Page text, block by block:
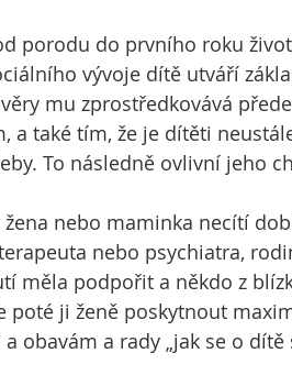
porodu do prvního roku
vývoje dítě utváří
mu zprostředkovává
a také tím, že je dítěti
To následně ovlivní jeho
žena nebo maminka necítí
nebo psychiatra,
měla podpořit a někdo z
poté ji ženě poskytnout
obavám a rady „jak se o